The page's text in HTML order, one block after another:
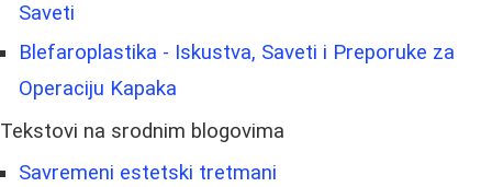
Saveti
Blefaroplastika - Iskustva, Saveti i Preporuke za
Operaciju Kapaka
Tekstovi na srodnim blogovima
Savremeni estetski tretmani